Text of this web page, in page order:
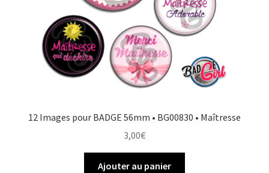
12 Images pour BADGE 56mm • BG00830 • Maîtresse
3,00€
Ajouter au panier